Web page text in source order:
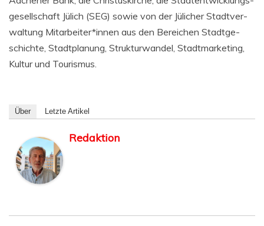
ge­sell­schaft Jülich (SEG) sowie von der Jüli­cher Stadt­ver­
wal­tung Mitarbeiter*innen aus den Berei­chen Stadt­ge­
schich­te, Stadt­pla­nung, Struk­tur­wan­del, Stadt­mar­ke­ting,
Kul­tur und Tourismus.
Über Letz­te Artikel
Redaktion